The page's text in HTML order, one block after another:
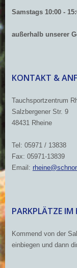
Samstags 10:00 -
außerhalbunserer
KONTAKT &
Tauchsportzentrum
Salzbergener Str. 9
48431 Rheine
Tel: 05971 / 13838
Fax: 05971-13839
Email:
PARKPLÄTZE IM
Kommend von der
einbiegen und dann